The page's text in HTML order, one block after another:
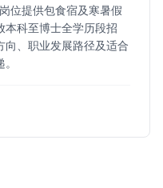
位提供包食宿及寒暑假
本科至博士全学历段招
向、职业发展路径及适合